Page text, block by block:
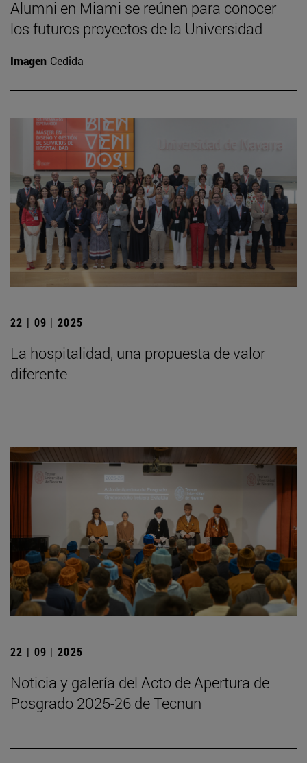
Alumni en Miami se reúnen para conocer
los futuros proyectos de la Universidad
Imagen Cedida
22 | 09 | 2025
La hospitalidad, una propuesta de valor
diferente
22 | 09 | 2025
Noticia y galería del Acto de Apertura de
Posgrado 2025-26 de Tecnun